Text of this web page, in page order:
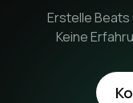
Erstelle Beats
Keine